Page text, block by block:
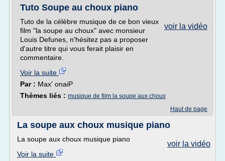
Tuto Soupe au choux piano
voir la vidéo
Tuto de la célèbre musique de ce bon vieux
film "la soupe au choux" avec monsieur
Louis Defunes, n'hésitez pas a proposer
d'autre titre qui vous ferait plaisir en
commentaire.
Voir la suite
Par : Max' onaiP
Thèmes liés : musique de film la soupe aux choux
Haut de page
La soupe aux choux musique piano
voir la vidéo
La soupe aux choux musique piano
Voir la suite